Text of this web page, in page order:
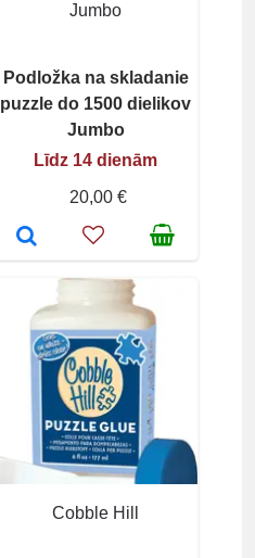
Jumbo
Podložka na skladanie
puzzle do 1500 dielikov
Jumbo
Līdz 14 dienām
20,00 €
Cobble Hill